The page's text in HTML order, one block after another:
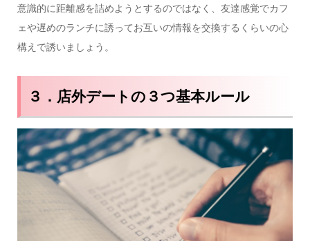
意識的に距離感を詰めようとするのではなく、友達感覚でカフ
ェや遅めのランチに誘ってお互いの情報を交換するくらいの心
構えで誘いましょう。
３．店外デートの３つ基本ルール